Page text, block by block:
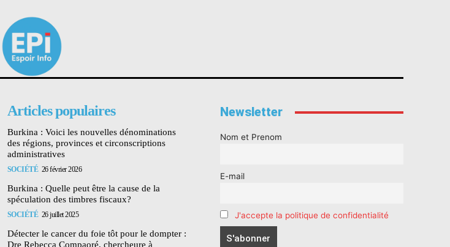
Articles populaires
Burkina : Voici les nouvelles dénominations
des régions, provinces et circonscriptions
administratives
SOCIÉTÉ 26 février 2026
Burkina : Quelle peut être la cause de la
spéculation des timbres fiscaux?
SOCIÉTÉ 26 juillet 2025
Détecter le cancer du foie tôt pour le dompter :
Dre Rebecca Compaoré, chercheure à
Newsletter
Nom et Prenom
E-mail
J'accepte la politique de confidentialité